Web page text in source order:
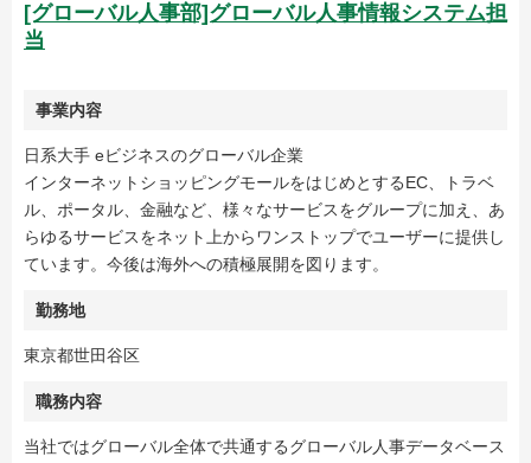
[グローバル人事部]グローバル人事情報システム担
当
事業内容
日系大手 eビジネスのグローバル企業
インターネットショッピングモールをはじめとするEC、トラベ
ル、ポータル、金融など、様々なサービスをグループに加え、あ
らゆるサービスをネット上からワンストップでユーザーに提供し
ています。今後は海外への積極展開を図ります。
勤務地
東京都世田谷区
職務内容
当社ではグローバル全体で共通するグローバル人事データベース